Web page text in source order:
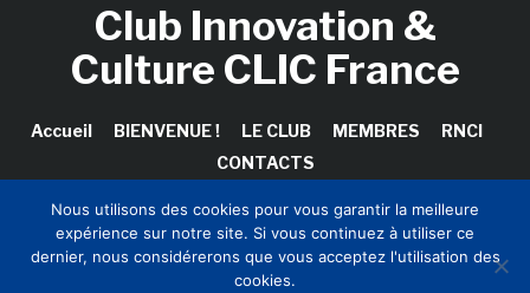
Club Innovation &
Culture CLIC France
Accueil BIENVENUE ! LE CLUB MEMBRES
RNCI
CONTACTS
Copyright © 2026 Club Innovation & Culture CLIC France /
Nous utilisons des cookies pour vous garantir la meilleure
expérience sur notre site. Si vous continuez à utiliser ce
dernier, nous considérerons que vous acceptez l'utilisation des
cookies.